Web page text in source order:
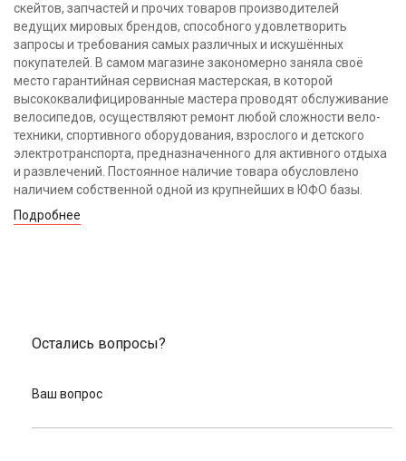
скейтов, запчастей и прочих товаров производителей
ведущих мировых брендов, способного удовлетворить
запросы и требования самых различных и искушённых
покупателей. В самом магазине закономерно заняла своё
место гарантийная сервисная мастерская, в которой
высококвалифицированные мастера проводят обслуживание
велосипедов, осуществляют ремонт любой сложности вело-
техники, спортивного оборудования, взрослого и детского
электротранспорта, предназначенного для активного отдыха
и развлечений. Постоянное наличие товара обусловлено
наличием собственной одной из крупнейших в ЮФО базы.
Подробнее
Остались вопросы?
Ваш вопрос